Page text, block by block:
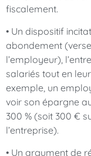
fiscalement.
• Un dispositif
abondement
l’employeur),
salariés tout en
exemple, un
voir son épargne
300 % (soit 300 €
l’entreprise).
• Un argument de